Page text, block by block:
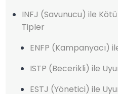
INFJ (Savunucu) ile
Tipler
ENFP (Kampanyacı)
ISTP (Becerikli) ile
ESTJ (Yönetici) ile